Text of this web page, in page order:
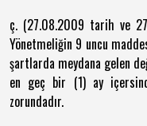
ç. (27.08.2009 tarih ve
Yönetmeliğin 9 uncu
şartlarda meydana gelen
en geç bir (1) ay
zorundadır.